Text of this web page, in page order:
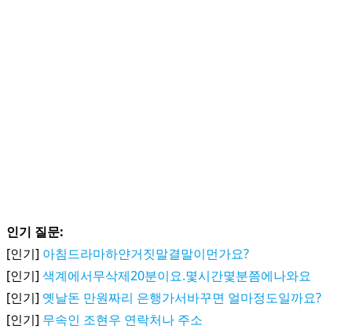
인기 질문:
[인기] 아침드라마하얀거짓말결말이먼가요?
[인기] 색계에서무삭제20분이요.몇시간몇분쯤에나와요
[인기] 옛날돈 만원짜리 은행가서바꾸면 얼마정도일까요?
[인기] 무속인 조현우 연락처나 주소